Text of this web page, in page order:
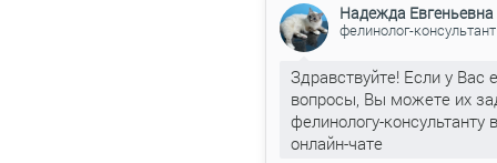
Надежда Евгеньевна
фелинолог-консультант
Здравствуйте! Если у Вас
вопросы, Вы можете их
фелинологу-консультанту в
онлайн-чате